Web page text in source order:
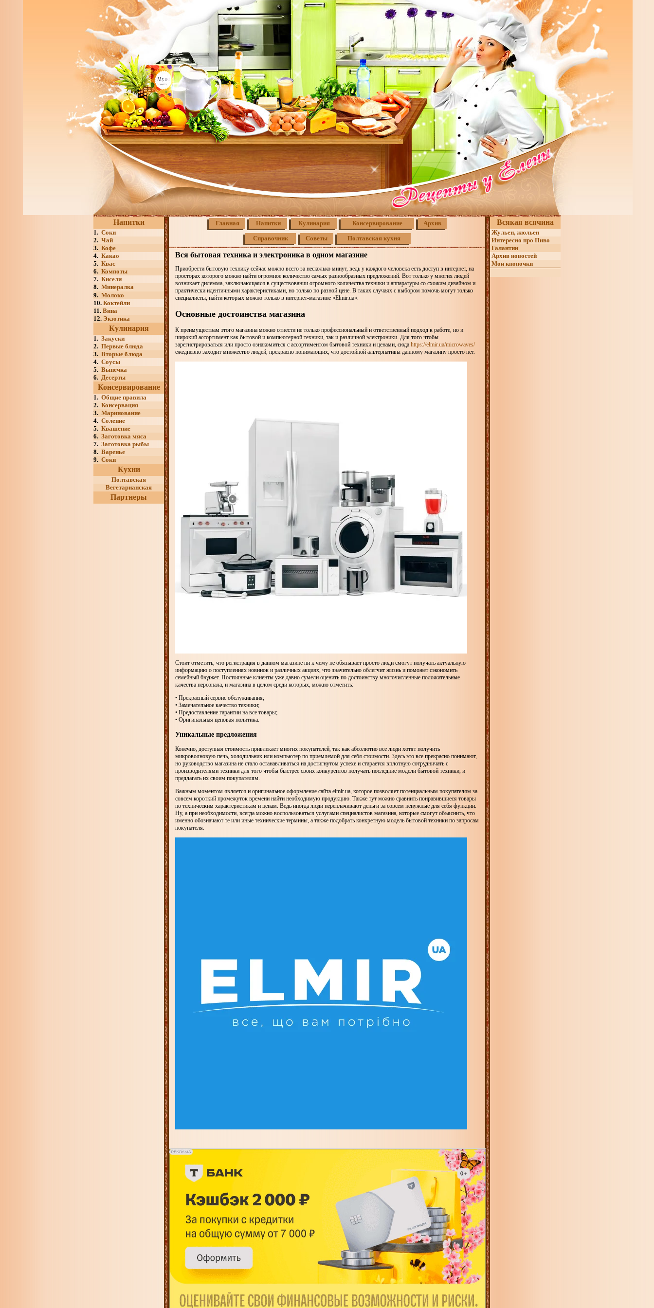
Напитки
1. Соки
2. Чай
3. Кофе
4. Какао
5. Квас
6. Компоты
7. Кисели
8. Минералка
9. Молоко
10. Коктейли
11. Вина
12. Экзотика
Кулинария
1. Закуски
2. Первые блюда
3. Вторые блюда
4. Соусы
5. Выпечка
6. Десерты
Консервирование
1. Общие правила
2. Консервация
3. Маринование
4. Соление
5. Квашение
6. Заготовка мяса
7. Заготовка рыбы
8. Варенье
9. Соки
Кухни
Полтавская
Вегетарианская
Партнеры
Главная Напитки Кулинария Консервирование Архив
Справочник Советы Полтавская кухня
Вся бытовая техника и электроника в одном магазине
Приобрести бытовую технику сейчас можно всего за несколько минут, ведь у каждого человека есть доступ в интернет, на
просторах которого можно найти огромное количество самых разнообразных предложений. Вот только у многих людей
возникает дилемма, заключающаяся в существовании огромного количества техники и аппаратуры со схожим дизайном и
практически идентичными характеристиками, но только по разной цене. В таких случаях с выбором помочь могут только
специалисты, найти которых можно только в интернет-магазине «Elmir.ua».
Основные достоинства магазина
К преимуществам этого магазина можно отнести не только профессиональный и ответственный подход к работе, но и
широкий ассортимент как бытовой и компьютерной техники, так и различной электроники. Для того чтобы
зарегистрироваться или просто ознакомиться с ассортиментом бытовой техники и ценами, сюда https://elmir.ua/microwaves/
ежедневно заходит множество людей, прекрасно понимающих, что достойной альтернативы данному магазину просто нет.
Стоит отметить, что регистрация в данном магазине ни к чему не обязывает просто люди смогут получать актуальную
информацию о поступлениях новинок и различных акциях, что значительно облегчит жизнь и поможет сэкономить
семейный бюджет. Постоянные клиенты уже давно сумели оценить по достоинству многочисленные положительные
качества персонала, и магазина в целом среди которых, можно отметить:
• Прекрасный сервис обслуживания;
• Замечательное качество техники;
• Предоставление гарантии на все товары;
• Оригинальная ценовая политика.
Уникальные предложения
Конечно, доступная стоимость привлекает многих покупателей, так как абсолютно все люди хотят получить
микроволновую печь, холодильник или компьютер по приемлемой для себя стоимости. Здесь это все прекрасно понимают,
но руководство магазина не стало останавливаться на достигнутом успехе и старается вплотную сотрудничать с
производителями техники для того чтобы быстрее своих конкурентов получать последние модели бытовой техники, и
предлагать их своим покупателям.
Важным моментом является и оригинальное оформление сайта elmir.ua, которое позволяет потенциальным покупателям за
совсем короткий промежуток времени найти необходимую продукцию. Также тут можно сравнить понравившиеся товары
по техническим характеристикам и ценам. Ведь иногда люди переплачивают деньги за совсем ненужные для себя функции.
Ну, а при необходимости, всегда можно воспользоваться услугами специалистов магазина, которые смогут объяснить, что
именно обозначают те или иные технические термины, а также подобрать конкретную модель бытовой техники по запросам
покупателя.
Всякая всячина
Жульен, жюльен
Интересно про Пиво
Галантин
Архив новостей
Мои кнопочки